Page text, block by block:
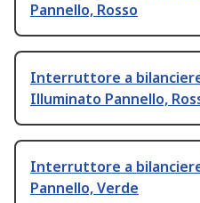
Pannello, Rosso
Interruttore a
Illuminato Pannello,
Interruttore a
Pannello, Verde